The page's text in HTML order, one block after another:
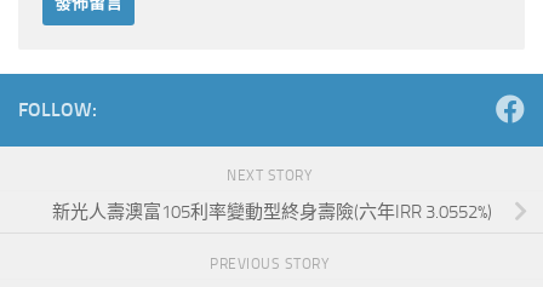
FOLLOW:
NEXT STORY
新光人壽澳富105利率變動型終身壽險(六年IRR 3.0552%)
PREVIOUS STORY